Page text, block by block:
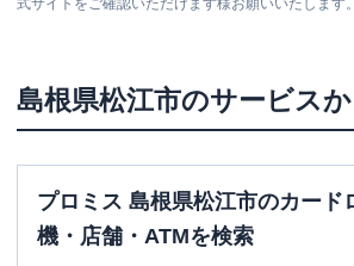
式サイトをご確認いただけます様お願いいたします。
島根県松江市のサービス
プロミス 島根県松江市のカード
機・店舗・ATMを検索